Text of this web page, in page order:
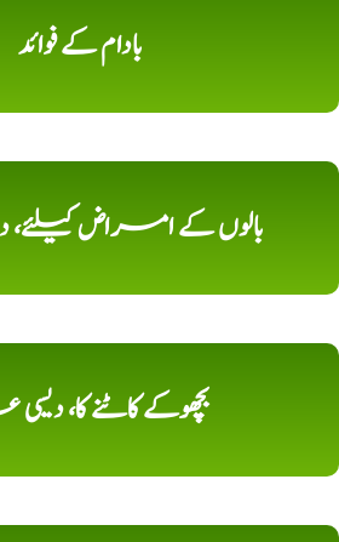
بادام کے فوائد
بالوں کے امراض کیلئے،
بچھوکے کاٹنے کا،